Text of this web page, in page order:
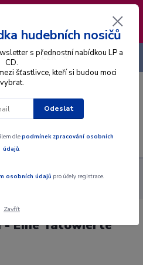
dovolenou. Datum
se posouvá na pátek
🐋
Menu
CZK
Van Bergen - Eine Tätowierte Rose
- Eine Tätowierte
hudebních nosičů
s přednostní nabídkou LP a
CD.
šťastlivce, kteří si budou moci
vybrat.
Odeslat
dlepodmínek zpracování osobních
údajů.
osobních údajů pro účely registrace.
Zavřít